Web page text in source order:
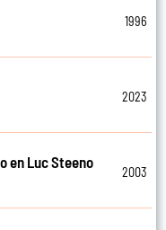
1996
2023
en Luc Steeno
2003